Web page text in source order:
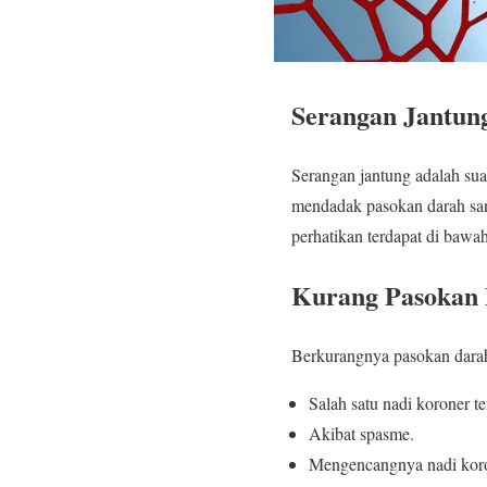
Serangan
Serangan jantung adalah
mendadak pasokan darah
perhatikan terdapat di
Kurang
Berkurangnya pasokan
Salah satu nadi koroner
Akibat spasme.
Mengencangnya nadi